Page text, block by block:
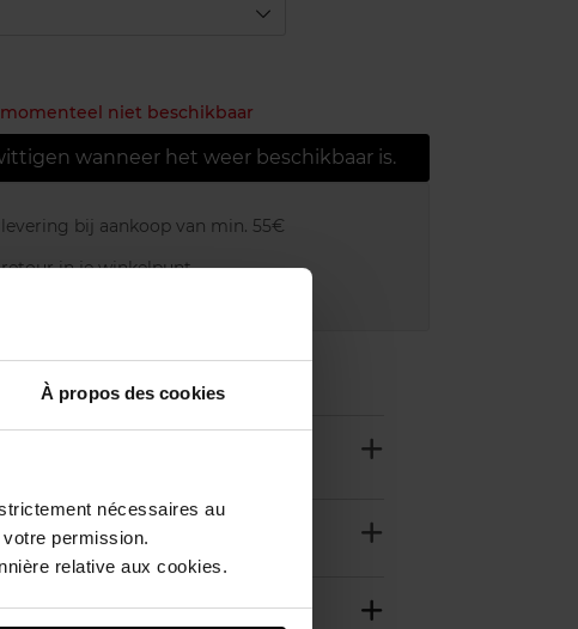
À propos des cookies
nécessaires au
permission.
relative aux cookies.
niet beschikbaar
wanneer het weer beschikbaar is.
bij aankoop van min. 55€
in je winkelpunt